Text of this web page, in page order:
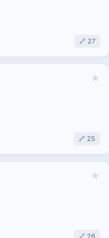
🔗 27
★
🔗 25
★
🔗 26